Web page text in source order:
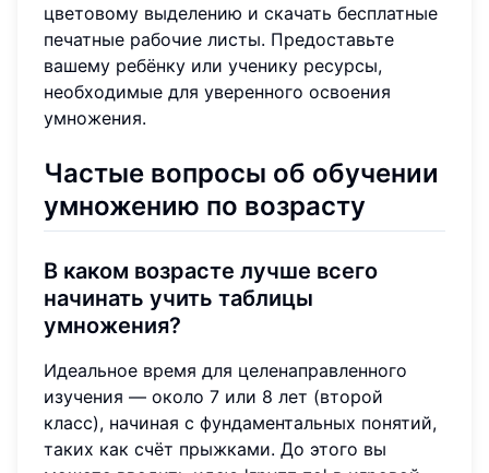
цветовому выделению и скачать бесплатные
печатные рабочие листы. Предоставьте
вашему ребёнку или ученику ресурсы,
необходимые для уверенного освоения
умножения.
Частые вопросы об обучении
умножению по возрасту
В каком возрасте лучше всего
начинать учить таблицы
умножения?
Идеальное время для целенаправленного
изучения — около 7 или 8 лет (второй
класс), начиная с фундаментальных понятий,
таких как счёт прыжками. До этого вы